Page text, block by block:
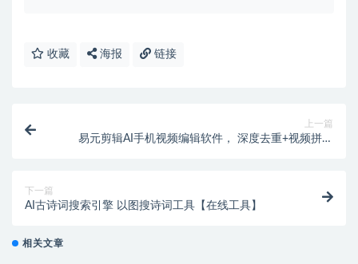
收藏 海报 链接
上一篇
易元剪辑AI手机视频编辑软件， 深度去重+视频拼接
下一篇
AI古诗词搜索引擎 以图搜诗词工具【在线工具】
相关文章